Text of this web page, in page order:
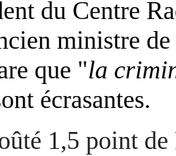
du Centre
ministre
que "la
écrasantes.
1,5 point